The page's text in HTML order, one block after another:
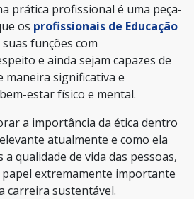
prática profissional é uma peça-
os profissionais de Educação
funções com
e ainda sejam capazes de
maneira significativa e
estar físico e mental.
a importância da ética dentro
atualmente e como ela
qualidade de vida das pessoas,
extremamente importante
carreira sustentável.